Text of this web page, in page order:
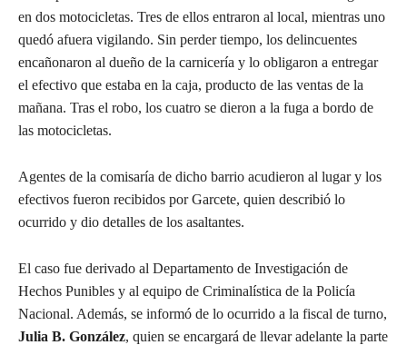
en dos motocicletas. Tres de ellos entraron al local, mientras uno
quedó afuera vigilando. Sin perder tiempo, los delincuentes
encañonaron al dueño de la carnicería y lo obligaron a entregar
el efectivo que estaba en la caja, producto de las ventas de la
mañana. Tras el robo, los cuatro se dieron a la fuga a bordo de
las motocicletas.
Agentes de la comisaría de dicho barrio acudieron al lugar y los
efectivos fueron recibidos por Garcete, quien describió lo
ocurrido y dio detalles de los asaltantes.
El caso fue derivado al Departamento de Investigación de
Hechos Punibles y al equipo de Criminalística de la Policía
Nacional. Además, se informó de lo ocurrido a la fiscal de turno,
Julia B. González, quien se encargará de llevar adelante la parte